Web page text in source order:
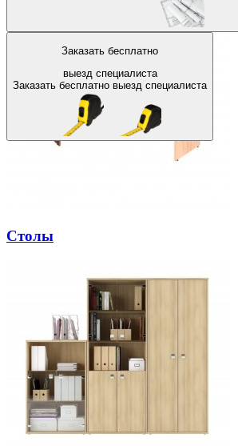
Заказать бесплатно
выезд специалиста
Заказать бесплатно выезд специалиста
Столы